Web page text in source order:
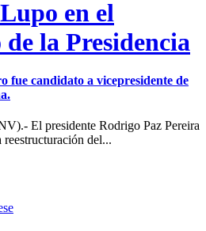
en el
la Presidencia
fue candidato a vicepresidente de
El presidente Rodrigo Paz Pereira
reestructuración del...